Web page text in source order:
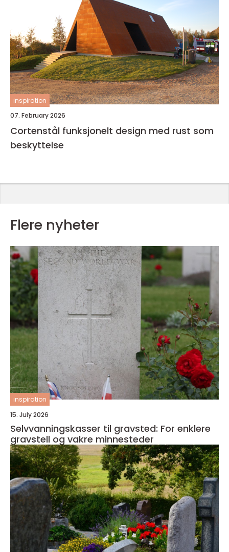
inspiration
07. February 2026
Cortenstål funksjonelt design med rust som
beskyttelse
Flere nyheter
inspiration
15. July 2026
Selvvanningskasser til gravsted: For enklere
gravstell og vakre minnesteder